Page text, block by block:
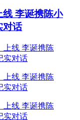
李诞携陈小
对话